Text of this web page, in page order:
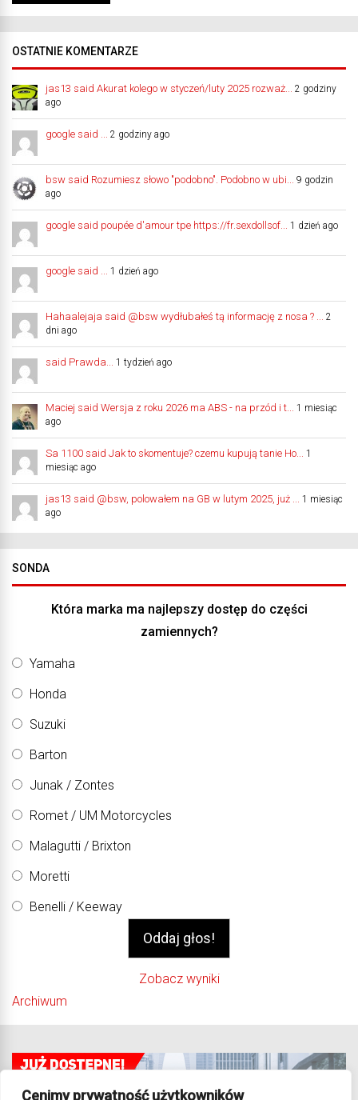
Cenimy prywatność użytkowników
OSTATNIE KOMENTARZE
jas13 said Akurat kolego w styczeń/luty 2025 rozważ...
2 godziny
ago
google said ... 2 godziny ago
bsw said Rozumiesz słowo "podobno". Podobno w ubi...
9 godzin
ago
google said poupée d'amour tpe https://fr.sexdollsof... 1 dzień ago
google said ... 1 dzień ago
Hahaalejaja said @bsw wydłubałeś tą informację z nosa ? ...
2
dni ago
said Prawda... 1 tydzień ago
Maciej said Wersja z roku 2026 ma ABS - na przód i t...
1 miesiąc
ago
Sa 1100 said Jak to skomentuje? czemu kupują tanie Ho...
1
miesiąc ago
jas13 said @bsw, polowałem na GB w lutym 2025, już ...
1 miesiąc
ago
SONDA
Która marka ma najlepszy dostęp do części
zamiennych?
Yamaha
Honda
Suzuki
Barton
Junak / Zontes
Romet / UM Motorcycles
Malagutti / Brixton
Moretti
Benelli / Keeway
Zobacz wyniki
Archiwum